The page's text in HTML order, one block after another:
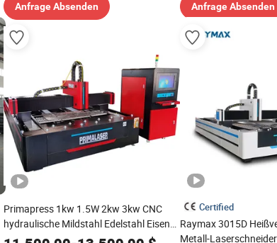
Anfrage Absenden Anfrage Absenden
Primapress 1kw 1.5W 2kw 3kw CNC
hydraulische Mildstahl Edelstahl Eisen
Aluminium Kupfer Blech automatische
Certified
Raymax 3015D
Metall-